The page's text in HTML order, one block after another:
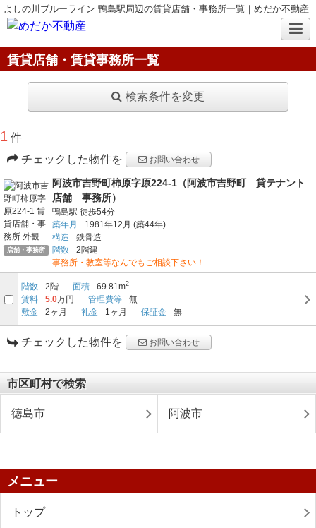
よしの川ブルーライン 鴨島駅周辺の賃貸店舗・事務所一覧｜めだか不動産
賃貸店舗・賃貸事務所一覧
検索条件を変更
1 件
チェックした物件を
お問い合わせ
店舗・事務所
阿波市吉野町柿原字原224‐1（阿波市吉野町 貸テナント
店舗 事務所）
鴨島駅 徒歩54分
築年月
1981年12月 (築44年)
構造
鉄骨造
階数
2階建
事務所・教室等なんでもご相談下さい！
階数 2階 面積 69.81m2
賃料 5.0万円 管理費等
無
敷金
2ヶ月 礼金 1ヶ月 保証金 無
チェックした物件を お問い合わせ
市区町村で検索
徳島市 阿波市
メニュー
トップ